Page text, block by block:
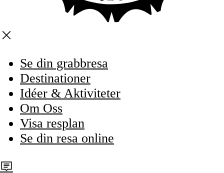
Se din grabbresa
Destinationer
Idéer & Aktiviteter
Om Oss
Visa resplan
Se din resa online